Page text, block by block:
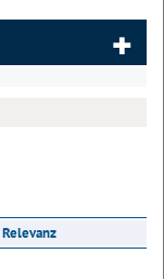
Relevanz